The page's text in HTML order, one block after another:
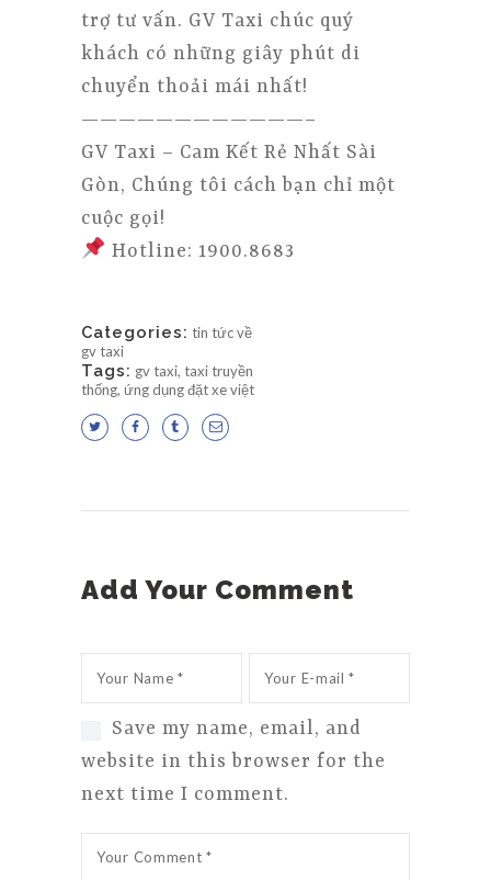
trợ tư vấn. GV Taxi chúc quý
khách có những giây phút di
chuyển thoải mái nhất!
————————————–
GV Taxi – Cam Kết Rẻ Nhất Sài
Gòn, Chúng tôi cách bạn chỉ một
cuộc gọi!
Hotline: 1900.8683
Categories: tin tức về
gv taxi
Tags: gv taxi, taxi truyền
thống, ứng dụng đặt xe việt
Add Your Comment
Save my name, email, and
website in this browser for the
next time I comment.